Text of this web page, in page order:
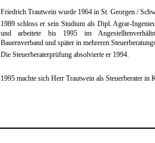
Friedrich Trautwein wurde 1964 in St. Georgen /
1989 schloss er sein Studium als Dipl. Agrar-
und arbeitete bis 1995 im
Bauernverband und später in mehreren
Die Steuerberaterprüfung absolvierte er 1994.
1995 machte sich Herr Trautwein als Steuerberater in